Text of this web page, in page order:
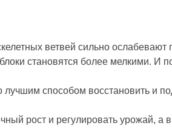
ветвей сильно
становятся более мелкими. И
способом восстановить и
рост и регулировать урожай, а